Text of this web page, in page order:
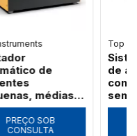
de
médias e
faixa 1 a
- SLY-C-
PREÇO SOB
CONSULTA
Top
de